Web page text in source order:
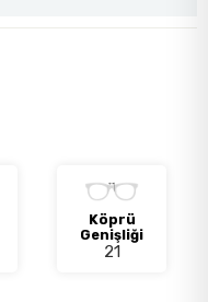
Köprü
Genişliği
21